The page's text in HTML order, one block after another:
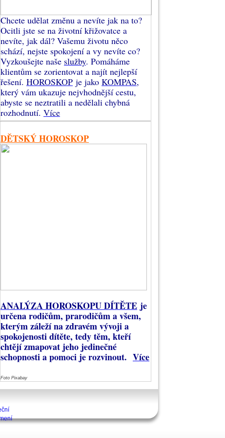
Chcete udělat změnu a nevíte jak na to?
Ocitli jste se na životní křižovatce a
nevíte, jak dál? Vašemu životu něco
schází, nejste spokojení a vy nevíte co?
Vyzkoušejte naše služby. Pomáháme
klientům se zorientovat a najít nejlepší
řešení. HOROSKOP je jako KOMPAS,
který vám ukazuje nejvhodnější cestu,
abyste se neztratili a nedělali chybná
rozhodnutí. Více
DĚTSKÝ HOROSKOP
ANALÝZA HOROSKOPU DÍTĚTE je
určena rodičům, prarodičům a všem,
kterým záleží na zdravém vývoji a
spokojenosti dítěte, tedy těm, kteří
chtějí zmapovat jeho jedinečné
schopnosti a pomoci je rozvinout. Více
Foto Pixabay